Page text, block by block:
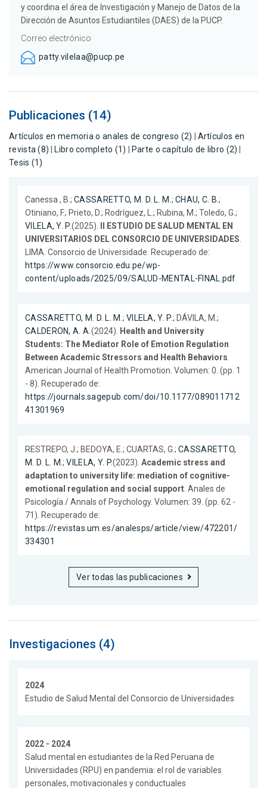
y coordina el área de Investigación y Manejo de Datos de la
Dirección de Asuntos Estudiantiles (DAES) de la PUCP.
Correo electrónico
patty.vilelaa@pucp.pe
Publicaciones (14)
Artículos en memoria o anales de congreso (2)
Artículos en
revista (8)
Libro completo (1) Parte o capítulo de libro (2)
Tesis (1)
Canessa , B.; CASSARETTO, M. D. L. M. ; CHAU, C. B.;
Otiniano, F.; Prieto, D.; Rodríguez, L.; Rubina, M.; Toledo, G.;
VILELA, Y. P.(2025).
II ESTUDIO DE SALUD MENTAL EN
UNIVERSITARIOS DEL CONSORCIO DE UNIVERSIDADES
LIMA. Consorcio de Universidade. Recuperado de:
https://www.consorcio.edu.pe/wp-
content/uploads/2025/09/SALUD-MENTAL-FINAL.pdf
CASSARETTO, M. D. L. M. ; VILELA, Y. P.; DÁVILA, M.;
CALDERON, A. A. (2024).
Health and University
Students: The Mediator Role of Emotion Regulation
Between Academic Stressors and Health Behaviors
American Journal of Health Promotion. Volumen: 0. (pp. 1
- 8). Recuperado de:
https://journals.sagepub.com/doi/10.1177/089011712
41301969
RESTREPO, J.; BEDOYA, E.; CUARTAS, G.; CASSARETTO,
M. D. L. M.;VILELA, Y. P.(2023).Academic stress and
adaptation to university life: mediation of cognitive-
emotional regulation and social support . Anales de
Psicología / Annals of Psychology. Volumen: 39. (pp. 62 -
71). Recuperado de:
https://revistas.um.es/analesps/article/view/472201/
334301
Ver todas las publicaciones
Investigaciones (4)
2024
Estudio de Salud Mental del Consorcio de Universidades
2022 - 2024
Salud mental en estudiantes de la Red Peruana de
Universidades (RPU) en pandemia: el rol de variables
personales, motivacionales y conductuales